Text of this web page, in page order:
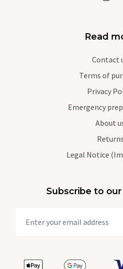
Read
Contact
Terms of
Privacy
Emergency
About
Returns
Legal Notice
Subscribe to